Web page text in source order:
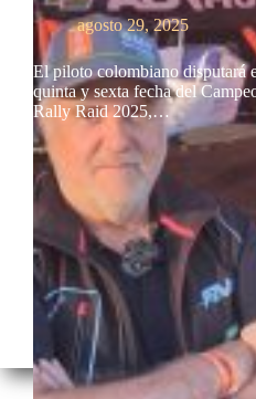
agosto 29, 2025
El piloto colombiano disputará
quinta y sexta fecha del
Rally Raid 2025,…